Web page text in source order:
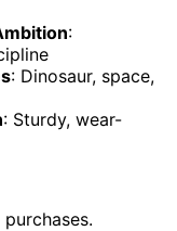
:
: Dinosaur, space,
: Sturdy, wear-